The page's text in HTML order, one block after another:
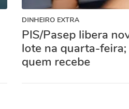
DINHEIRO EXTRA
PIS/Pasep libera
lote na quarta-feira;
quem recebe